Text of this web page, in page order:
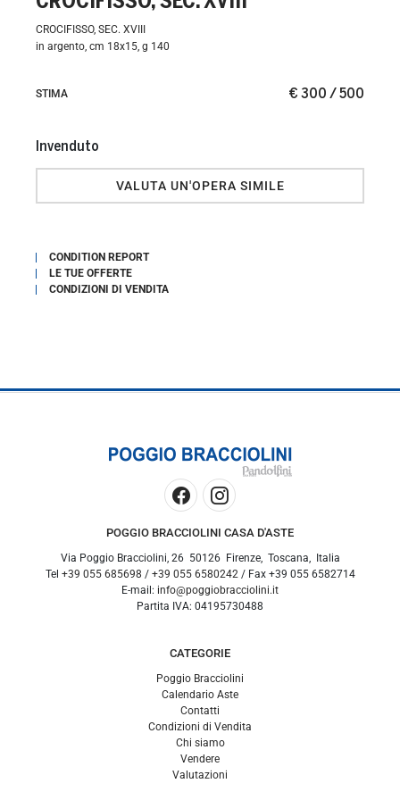
CROCIFISSO, SEC. XVIII
in argento, cm 18x15, g 140
€ 300 / 500
STIMA
Invenduto
VALUTA UN'OPERA SIMILE
CONDITION REPORT
LE TUE OFFERTE
CONDIZIONI DI VENDITA
POGGIO BRACCIOLINI CASA D'ASTE
Via Poggio Bracciolini, 26 50126 Firenze, Toscana,
Italia
Tel +39 055 685698 / +39 055 6580242/ Fax +39 055 6582714
E-mail: info@poggiobracciolini.it
Partita IVA: 04195730488
CATEGORIE
Poggio Bracciolini
Calendario Aste
Contatti
Condizioni di Vendita
Chi siamo
Vendere
Valutazioni